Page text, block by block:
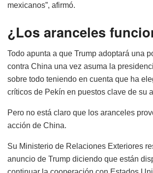
mexicanos”, afirmó.
¿Los aranceles
Todo apunta a que Trump adoptará una
contra China una vez asuma la
sobre todo teniendo en cuenta que ha
críticos de Pekín en puestos clave de su
Pero no está claro que los aranceles
acción de China.
Su Ministerio de Relaciones Exteriores
anuncio de Trump diciendo que están